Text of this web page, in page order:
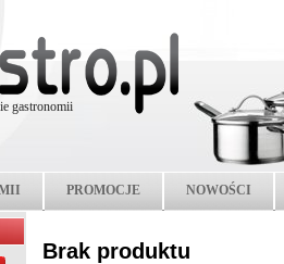
gastronomii
PROMOCJE NOWOŚCI
Brak produktu